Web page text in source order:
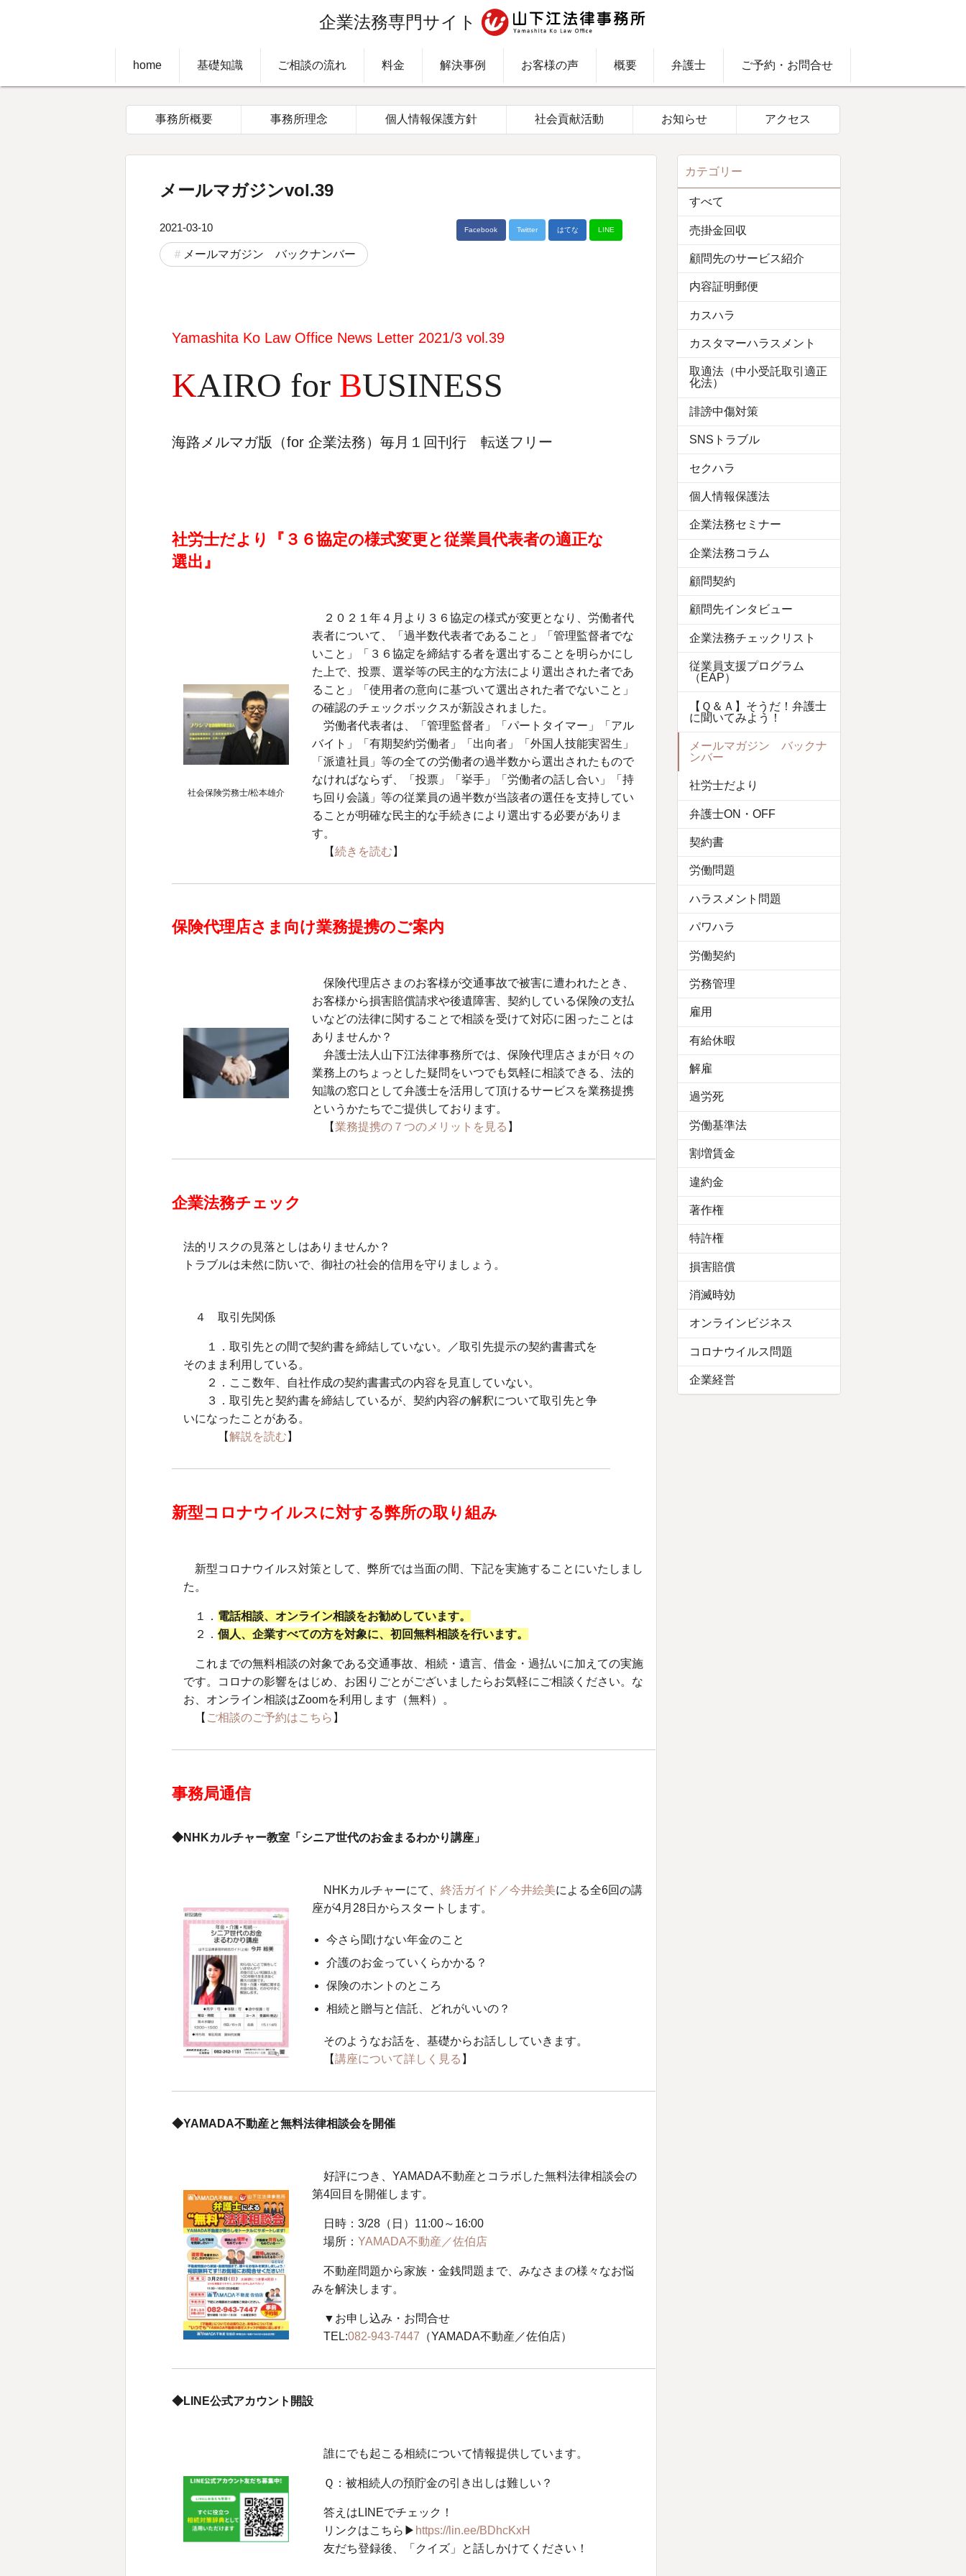
企業法務専門サイト
home 基礎知識 ご相談の流れ 料金 解決事例 お客様の声 概要 弁護士 ご予約・お問合せ
メールマガジンvol.39
2021-03-10
メールマガジン バックナンバー
Facebook Twitter はてな LINE
Yamashita Ko Law Office News Letter 2021/3 vol.39
KAIRO for BUSINESS
海路メルマガ版（for 企業法務）毎月１回刊行 転送フリー
社労士だより『３６協定の様式変更と従業員代表者の適正な
選出』
社会保険労務士/松本雄介
２０２１年４月より３６協定の様式が変更となり、労働者代
表者について、「過半数代表者であること」「管理監督者でな
いこと」「３６協定を締結する者を選出することを明らかにし
た上で、投票、選挙等の民主的な方法により選出された者であ
ること」「使用者の意向に基づいて選出された者でないこと」
の確認のチェックボックスが新設されました。
労働者代表者は、「管理監督者」「パートタイマー」「アル
バイト」「有期契約労働者」「出向者」「外国人技能実習生」
「派遣社員」等の全ての労働者の過半数から選出されたもので
なければならず、「投票」「挙手」「労働者の話し合い」「持
ち回り会議」等の従業員の過半数が当該者の選任を支持してい
ることが明確な民主的な手続きにより選出する必要がありま
す。
【続きを読む 】
保険代理店さま向け業務提携のご案内
保険代理店さまのお客様が交通事故で被害に遭われたとき、
お客様から損害賠償請求や後遺障害、契約している保険の支払
いなどの法律に関することで相談を受けて対応に困ったことは
ありませんか？
弁護士法人山下江法律事務所では、保険代理店さまが日々の
業務上のちょっとした疑問をいつでも気軽に相談できる、法的
知識の窓口として弁護士を活用して頂けるサービスを業務提携
というかたちでご提供しております。
【業務提携の７つのメリットを見る 】
企業法務チェック
法的リスクの見落としはありませんか？
トラブルは未然に防いで、御社の社会的信用を守りましょう。
４ 取引先関係
１．取引先との間で契約書を締結していない。／取引先提示の契約書書式を
そのまま利用している。
２．ここ数年、自社作成の契約書書式の内容を見直していない。
３．取引先と契約書を締結しているが、契約内容の解釈について取引先と争
いになったことがある。
【解説を読む 】
新型コロナウイルスに対する弊所の取り組み
新型コロナウイルス対策として、弊所では当面の間、下記を実施することにいたしまし
た。
１． 電話相談、オンライン相談をお勧めしています。
２． 個人、企業すべての方を対象に、初回無料相談を行います。
これまでの無料相談の対象である交通事故、相続・遺言、借金・過払いに加えての実施
です。コロナの影響をはじめ、お困りごとがございましたらお気軽にご相談ください。な
お、オンライン相談はZoomを利用します（無料）。
【 ご相談のご予約はこちら 】
事務局通信
◆NHKカルチャー教室「シニア世代のお金まるわかり講座」
NHKカルチャーにて、 終活ガイド／今井絵美による全6回の講
座が4月28日からスタートします。
今さら聞けない年金のこと
介護のお金っていくらかかる？
保険のホントのところ
相続と贈与と信託、どれがいいの？
そのようなお話を、基礎からお話ししていきます。
【講座について詳しく見る 】
◆YAMADA不動産と無料法律相談会を開催
好評につき、YAMADA不動産とコラボした無料法律相談会の
第4回目を開催します。
日時：3/28（日）11:00～16:00
場所： YAMADA不動産／佐伯店
不動産問題から家族・金銭問題まで、みなさまの様々なお悩
みを解決します。
▼お申し込み・お問合せ
TEL:082-943-7447 （YAMADA不動産／佐伯店）
◆LINE公式アカウント開設
誰にでも起こる相続について情報提供しています。
Ｑ：被相続人の預貯金の引き出しは難しい？
答えはLINEでチェック！
リンクはこちら▶ https://lin.ee/BDhcKxH
友だち登録後、「クイズ」と話しかけてください！
事務所概要 事務所理念 個人情報保護方針 社会貢献活動 お知らせ アクセス
カテゴリー
すべて
売掛金回収
顧問先のサービス紹介
内容証明郵便
カスハラ
カスタマーハラスメント
取適法（中小受託取引適正
化法）
誹謗中傷対策
SNSトラブル
セクハラ
個人情報保護法
企業法務セミナー
企業法務コラム
顧問契約
顧問先インタビュー
企業法務チェックリスト
従業員支援プログラム
（EAP）
【Ｑ＆Ａ】そうだ！弁護士
に聞いてみよう！
メールマガジン バックナ
ンバー
社労士だより
弁護士ON・OFF
契約書
労働問題
ハラスメント問題
パワハラ
労働契約
労務管理
雇用
有給休暇
解雇
過労死
労働基準法
割増賃金
違約金
著作権
特許権
損害賠償
消滅時効
オンラインビジネス
コロナウイルス問題
企業経営